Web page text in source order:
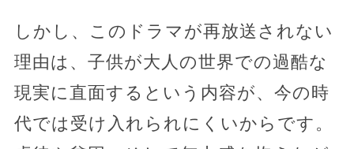
しかし、このドラマが再放送されない
理由は、子供が大人の世界での過酷な
現実に直面するという内容が、今の時
代では受け入れられにくいからです。